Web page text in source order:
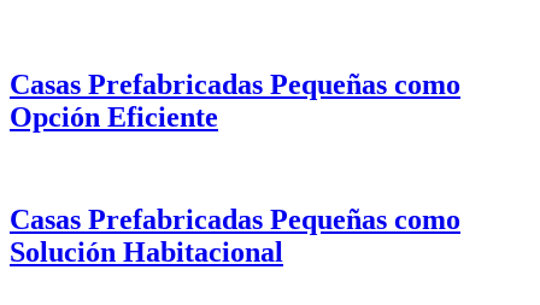
Casas Prefabricadas Pequeñas como
Opción Eficiente
Casas Prefabricadas Pequeñas como
Solución Habitacional